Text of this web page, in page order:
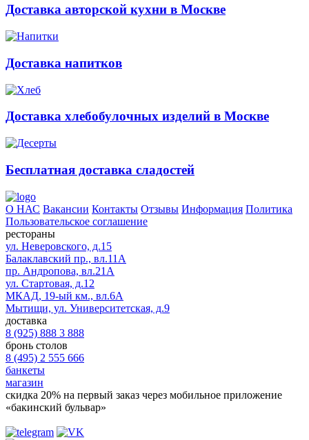
Доставка авторской кухни в Москве
Доставка напитков
Доставка хлебобулочных изделий в Москве
Бесплатная доставка сладостей
О НАС Вакансии Контакты Отзывы Информация Политика
Пользовательское соглашение
рестораны
ул. Неверовского, д.15
Балаклавский пр., вл.11А
пр. Андропова, вл.21А
ул. Стартовая, д.12
МКАД, 19-ый км., вл.6А
Мытищи, ул. Университетская, д.9
доставка
8 (925) 888 3 888
бронь столов
8 (495) 2 555 666
банкеты
магазин
скидка 20% на первый заказ через мобильное приложение
«бакинский бульвар»